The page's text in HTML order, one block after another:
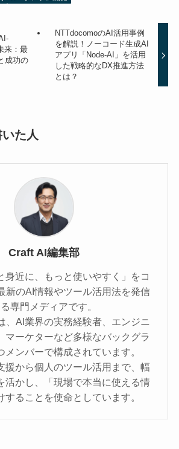
来：最
成功の
NTTdocomoのAI活用事例
を解説！ノーコード生成AI
アプリ「Node-AI」を活用
した戦略的なDX推進方法
とは？
た人
Craft AI編集部
身近に、もっと使いやすく」をコ
新のAI情報やツール活用法を発信
専門メディアです。
、AI業界の実務経験者、エンジニ
マーケターなど多様なバックグラ
メンバーで構成されています。
援から個人のツール活用まで、幅
活かし、「現場で本当に使える情
することを使命としています。